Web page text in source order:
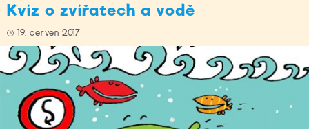
Kvíz o zvířatech a vodě
19. červen 2017